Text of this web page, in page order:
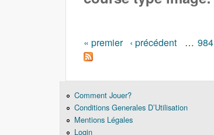
Pages
« premier ‹ précédent … 984
Comment Jouer?
Conditions Generales D’Utilisation
Mentions Légales
Login